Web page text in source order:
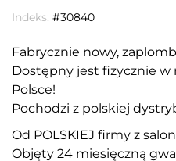
Indeks: #30840
Fabrycznie nowy,
Dostępny jest fizycznie w
Polsce!
Pochodzi z polskiej
Od POLSKIEJ firmy z
Objęty 24 miesięczną